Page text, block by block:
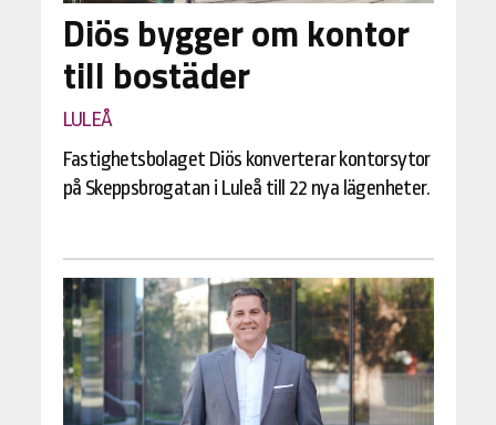
Diös bygger om kontor
till bostäder
LULEÅ
Fastighetsbolaget Diös konverterar kontorsytor
på Skeppsbrogatan i Luleå till 22 nya lägenheter.